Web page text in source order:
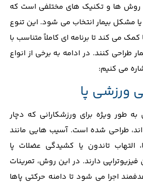
روش ‌ها و تکنیک‌ های مختلفی است که
مشکل بیمار انتخاب می ‌شود. این تنوع
می‌ کند تا برنامه ‌ای کاملاً متناسب با
طراحی کنند. در ادامه به برخی از انواع
می ‌کنیم:
به‌ طور ویژه برای ورزشکارانی که دچار
طراحی شده است. آسیب هایی مانند
التهاب تاندون یا کشیدگی عضلات پا
دارند. در این روش، تمرینات
اجرا می ‌شود تا دامنه حرکتی پاها